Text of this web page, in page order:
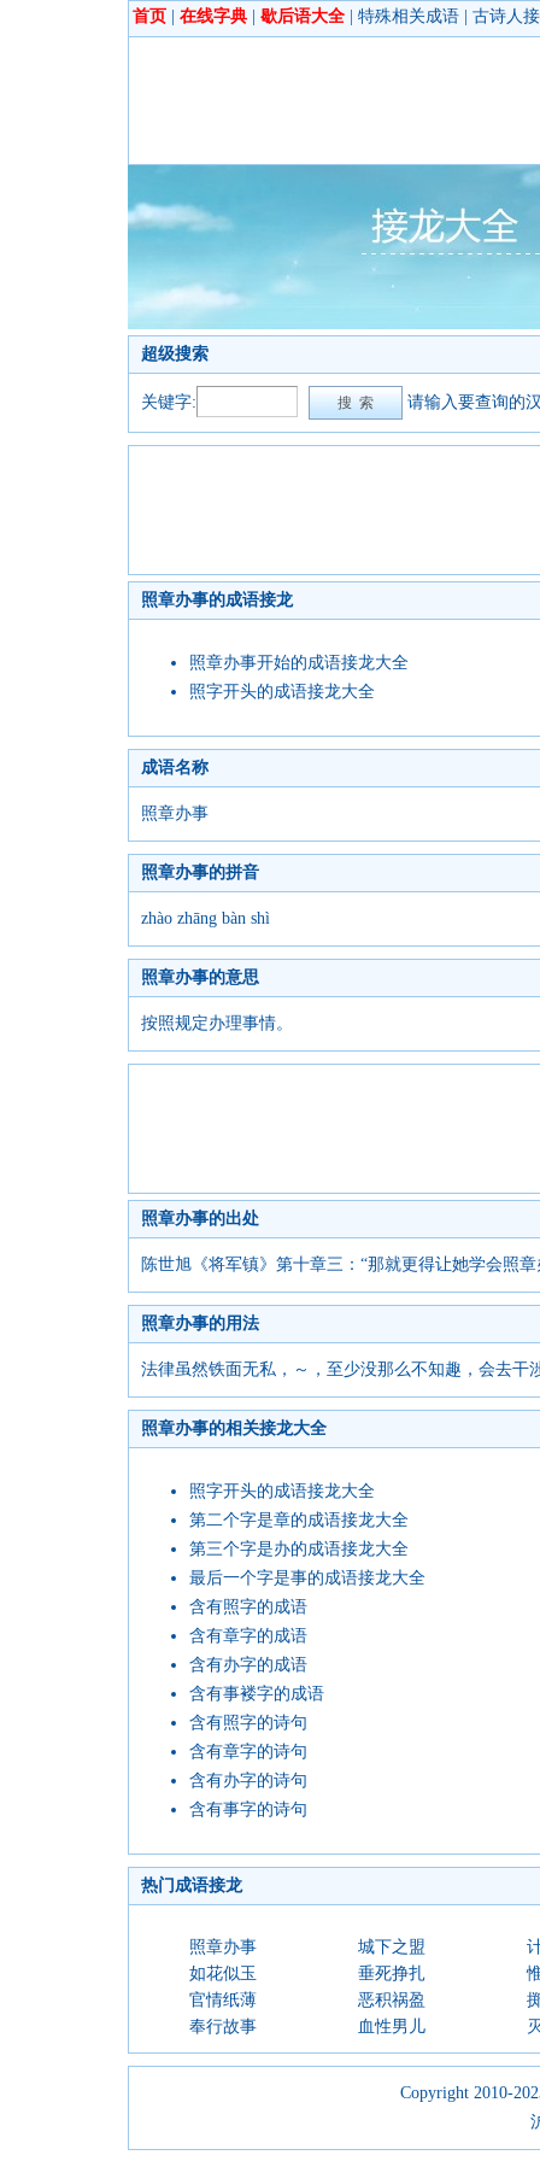
首页 在线字典 歇后语大全 特殊相关成语 古诗人
超级搜索
关键字: 请输入要查询的
照章办事的成语接龙
照章办事开始的成语接龙大全
照字开头的成语接龙大全
成语名称
照章办事
照章办事的拼音
zhào zhāng bàn shì
照章办事的意思
按照规定办理事情。
照章办事的出处
陈世旭《将军镇》第十章三：“那就更得让她学会照
照章办事的用法
法律虽然铁面无私，～，至少没那么不知趣，会去
照章办事的相关接龙大全
照字开头的成语接龙大全
第二个字是章的成语接龙大全
第三个字是办的成语接龙大全
最后一个字是事的成语接龙大全
含有照字的成语
含有章字的成语
含有办字的成语
含有事褛字的成语
含有照字的诗句
含有章字的诗句
含有办字的诗句
含有事字的诗句
热门成语接龙
照章办事 城下之盟
如花似玉
垂死挣扎
官情纸薄
恶积祸盈
奉行故事
血性男儿
Copyright 2010-